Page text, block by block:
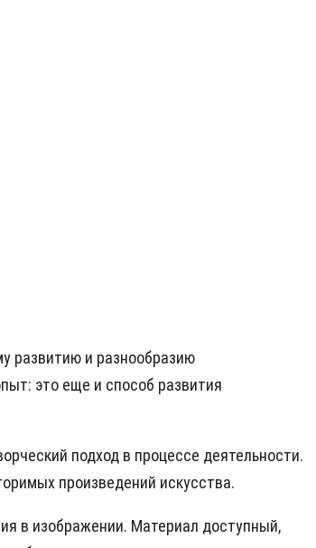
развитию и разнообразию
это еще и способ развития
подход в процессе деятельности.
произведений искусства.
в изображении. Материал доступный,